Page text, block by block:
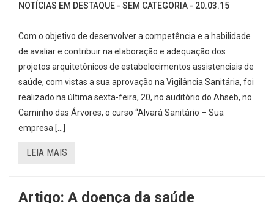
NOTÍCIAS EM DESTAQUE - SEM CATEGORIA - 20.03.15
Com o objetivo de desenvolver a competência e a habilidade
de avaliar e contribuir na elaboração e adequação dos
projetos arquitetônicos de estabelecimentos assistenciais de
saúde, com vistas a sua aprovação na Vigilância Sanitária, foi
realizado na última sexta-feira, 20, no auditório do Ahseb, no
Caminho das Árvores, o curso “Alvará Sanitário – Sua
empresa […]
LEIA MAIS
Artigo: A doença da saúde